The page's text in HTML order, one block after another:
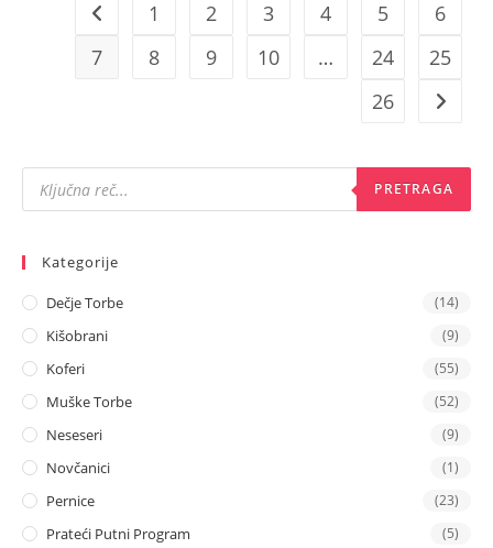
1 2 3 4 5
6
7
8 9 10 … 24
25
26
Products
search PRETRAGA
Kategorije
Dečje Torbe (14)
Kišobrani (9)
Koferi (55)
Muške Torbe (52)
Neseseri (9)
Novčanici (1)
Pernice (23)
Prateći Putni Program (5)